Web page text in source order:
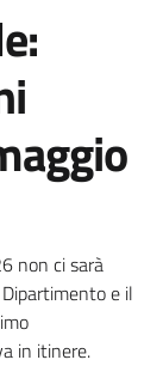
non ci sarà
e il
in itinere.